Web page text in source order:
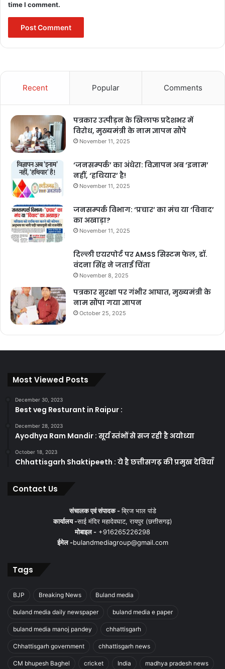
time I comment.
Recent Popular Comments
पत्रकार उत्पीड़न के खिलाफ प्रदेशभर में
विरोध, मुख्यमंत्री के नाम ज्ञापन सौंपे
November 11, 2025
‘जनसम्पर्क’ का अंधेरा: विज्ञापन अब ‘इनाम’
नहीं, ‘हथियार’ है!
November 11, 2025
जनसम्पर्क विभाग: ‘प्रचार’ का मंच या ‘विवाद’
का अखाड़ा?
November 11, 2025
दिल्ली एयरपोर्ट पर AMSS सिस्टम फेल, डॉ.
वंदना सिंह ने जताई चिंता
November 8, 2025
पत्रकार सुरक्षा पर गंभीर आघात, मुख्यमंत्री के
नाम सौंपा गया ज्ञापन
October 25, 2025
Most Viewed Posts
December 30, 2023
Best veg Resturant in Raipur :
December 28, 2023
Ayodhya Ram Mandir : सूर्य स्तंभों से सज रही है अयोध्या
October 18, 2023
Chhattisgarh Shaktipeeth : ये है छत्तीसगढ़ की प्रमुख देवियाँ
Contact Us
संचालक एवं संपादक -ब्रिज भाल पांडे
कार्यालय -साई मंदिर महादेवघाट, रायपुर (छत्तीसगढ़)
मोबाइल - +916265226298
ईमेल -bulandmediagroup@gmail.com
Tags
BJP Breaking News Buland media
buland media daily newspaper buland media e paper
buland media manoj pandey chhattisgarh
Chhattisgarh government chhattisgarh news
CM bhupesh Baghel cricket India madhya pradesh news